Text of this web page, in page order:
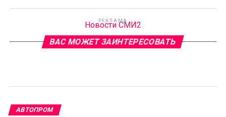
РЕКЛАМА
Новости СМИ2
ВАС МОЖЕТ ЗАИНТЕРЕСОВАТЬ
АВТОПРОМ